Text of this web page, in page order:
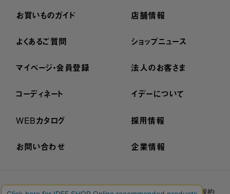
お買いものガイド
よくあるご質問
マイページ・会員登録
コーディネート
WEBカタログ
お問い合わせ
店舗情報
ショップニュース
法人のお客さま
イデーについて
採用情報
企業情報
プライバシーポリシー 外部送信ポリシー ご利用規約